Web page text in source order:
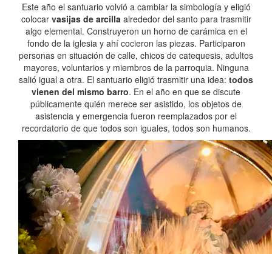
Este año el santuario volvió a cambiar la simbología y eligió
colocar vasijas de arcillaalrededor del santo para trasmitir
algo elemental. Construyeron un horno de carámica en el
fondo de la iglesia y ahí cocieron las piezas. Participaron
personas en situación de calle, chicos de catequesis, adultos
mayores, voluntarios y miembros de la parroquia. Ninguna
salió igual a otra. El santuario eligió trasmitir una idea: todos
vienen del mismo barro. En el año en que se discute
públicamente quién merece ser asistido, los objetos de
asistencia y emergencia fueron reemplazados por el
recordatorio de que todos son iguales, todos son humanos.